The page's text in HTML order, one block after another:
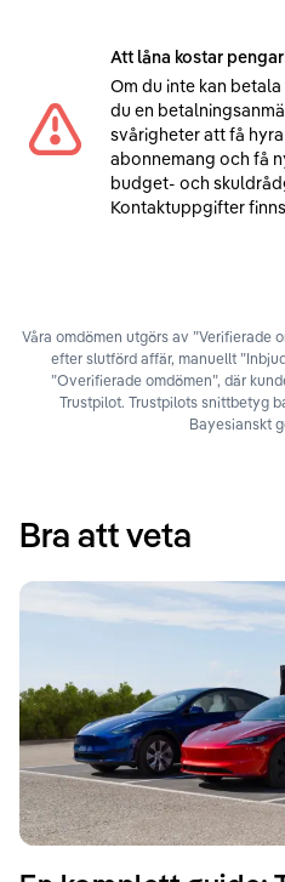
Att låna kostar
Om du inte kan
du en
svårigheter att få
abonnemang och få
budget- och
Kontaktuppgifter
Våra omdömen utgörs av ”Verifierade
efter slutförd affär, manuellt
”Overifierade omdömen”, där
Trustpilot. Trustpilots snittbetyg
Bayesianskt
Bra att veta